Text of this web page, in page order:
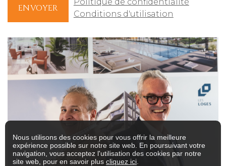
ENVOYER
Conditions d'utilisation
Nous utilisons des cookies pour vous offrir la meilleure
expérience possible sur notre site web. En poursuivant votre
navigation, vous acceptez l'utilisation des cookies par notre
site web, pour en savoir plus cliquez ici